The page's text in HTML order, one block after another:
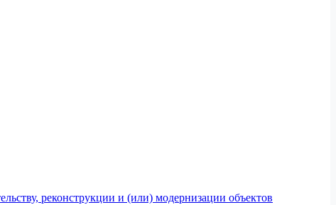
реконструкции и (или) модернизации объектов